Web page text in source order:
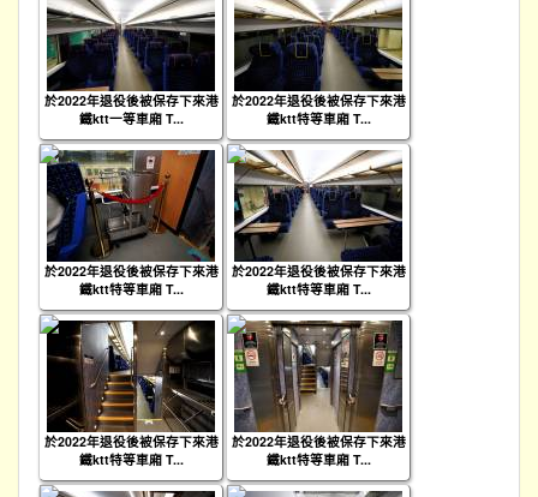
於2022年退役後被保存下來港
鐵ktt一等車廂 T...
於2022年退役後被保存下來港
鐵ktt特等車廂 T...
於2022年退役後被保存下來港
鐵ktt特等車廂 T...
於2022年退役後被保存下來港
鐵ktt特等車廂 T...
於2022年退役後被保存下來港
鐵ktt特等車廂 T...
於2022年退役後被保存下來港
鐵ktt特等車廂 T...